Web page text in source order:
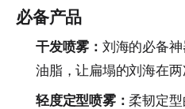
必备产品
干发喷雾： 刘海的必备
油脂，让扁塌的刘海在两
轻度定型喷雾：柔韧定